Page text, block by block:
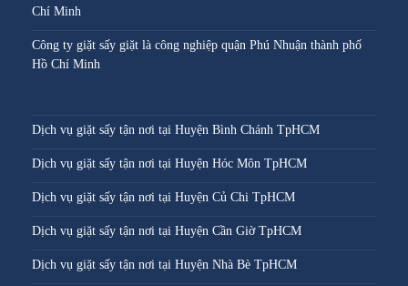
Chí Minh
Công ty giặt sấy giặt là công nghiệp quận Phú Nhuận thành phố
Hồ Chí Minh
Dịch vụ giặt sấy tận nơi tại Huyện Bình Chánh TpHCM
Dịch vụ giặt sấy tận nơi tại Huyện Hóc Môn TpHCM
Dịch vụ giặt sấy tận nơi tại Huyện Củ Chi TpHCM
Dịch vụ giặt sấy tận nơi tại Huyện Cần Giờ TpHCM
Dịch vụ giặt sấy tận nơi tại Huyện Nhà Bè TpHCM